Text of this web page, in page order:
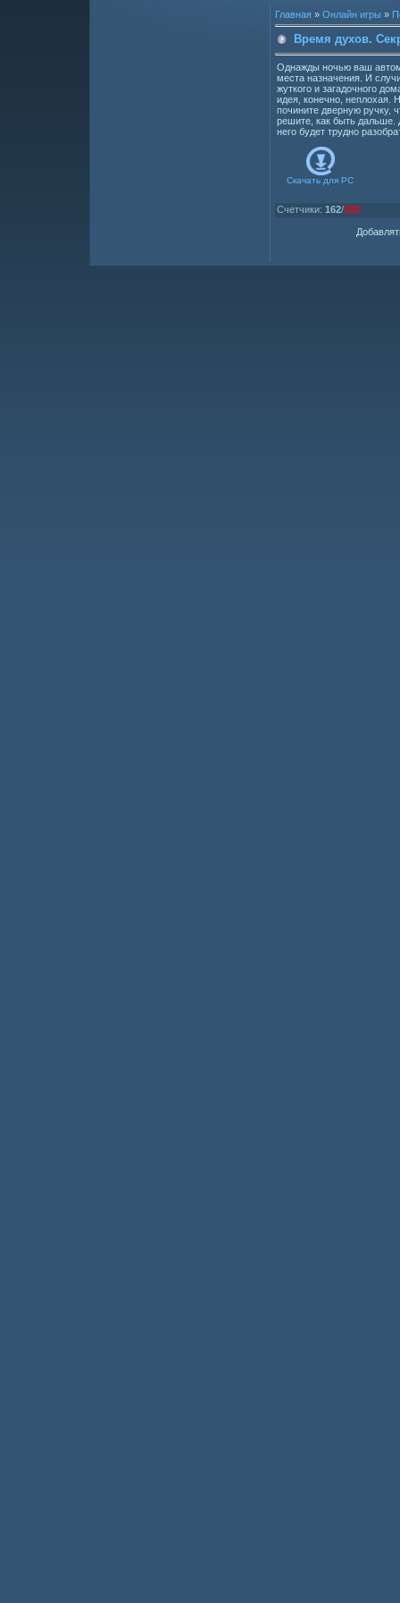
Главная » Онлайн игры »
Время духов.
Однажды ночью ваш
места назначения. И
жуткого и загадочного
идея, конечно, неплохая.
почините дверную ручку,
решите, как быть дальше.
него будет трудно
Скачать для PC
Счетчики: 162/102